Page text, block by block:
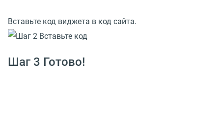
Вставьте код виджета в код сайта.
Шаг 3 Готово!